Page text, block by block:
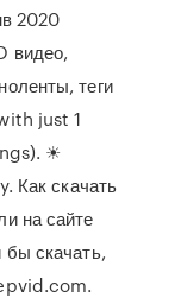
2020
видео,
теги
just 1
☀
скачать
на сайте
скачать,